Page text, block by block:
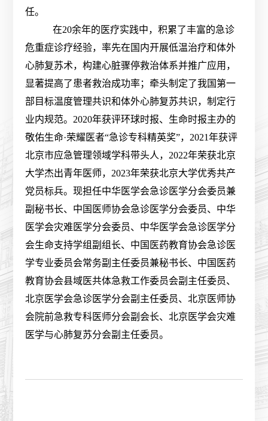
任。
在20余年的医疗实践中，积累了丰富的急诊
危重症诊疗经验，率先在国内开展低温治疗和体外
心肺复苏术，构建心脏骤停救治体系并推广应用，
显著提高了患者救治成功率；牵头制定了我国第一
部目标温度管理共识和体外心肺复苏共识，制定行
业内规范。2020年获评环球时报、生命时报主办的
敬佑生命·荣耀医者“急诊专科精英奖”，2021年获评
北京市应急管理领域学科带头人，2022年荣获北京
大学杰出青年医师，2023年荣获北京大学优秀共产
党员标兵。现担任中华医学会急诊医学分会委员兼
副秘书长、中国医师协会急诊医学分会委员、中华
医学会灾难医学分会委员、中华医学会急诊医学分
会生命支持学组副组长、中国医药教育协会急诊医
学专业委员会常务副主任委员兼秘书长、中国医药
教育协会县域医共体急救工作委员会副主任委员、
北京医学会急诊医学分会副主任委员、北京医师协
会院前急救专科医师分会副会长、北京医学会灾难
医学与心肺复苏分会副主任委员。